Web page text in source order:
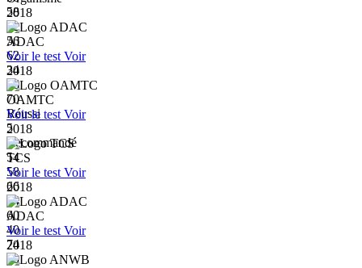
58
62
56
62
34
66
70
Réussi
5
Recommandé
54
58
66
54
60
40
74
80
2018
ADAC
Voir le test Voir
2018
OAMTC
Voir le test Voir
2018
TCS
Voir le test Voir
2018
ADAC
Voir le test Voir
2018